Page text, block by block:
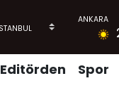
Editörden Spor